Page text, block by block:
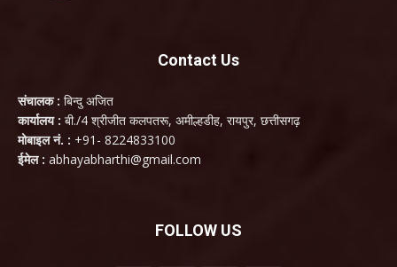
Contact Us
संचालक : बिन्दु अजित
कार्यालय : बी./4 श्रीजीत कलपतरू, अमील्हडीह, रायपुर, छत्तीसगढ़
मोबाइल नं. : +91- 8224833100
ईमेल : abhayabharthi@gmail.com
FOLLOW US